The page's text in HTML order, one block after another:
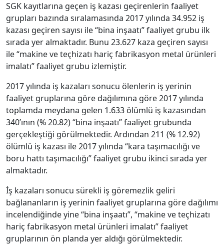
SGK kayıtlarına geçen iş kazası geçirenlerin faaliyet
grupları bazında sıralamasında 2017 yılında 34.952 iş
kazası geçiren sayısı ile “bina inşaatı” faaliyet grubu ilk
sırada yer almaktadır. Bunu 23.627 kaza geçiren sayısı
ile “makine ve teçhizatı hariç fabrikasyon metal ürünleri
imalatı” faaliyet grubu izlemiştir.
2017 yılında iş kazaları sonucu ölenlerin iş yerinin
faaliyet gruplarına göre dağılımına göre 2017 yılında
toplamda meydana gelen 1.633 ölümlü iş kazasından
340’ının (% 20.82) “bina inşaatı” faaliyet grubunda
gerçekleştiği görülmektedir. Ardından 211 (% 12.92)
ölümlü iş kazası ile 2017 yılında “kara taşımacılığı ve
boru hattı taşımacılığı” faaliyet grubu ikinci sırada yer
almaktadır.
İş kazaları sonucu sürekli iş göremezlik geliri
bağlananların iş yerinin faaliyet gruplarına göre dağılımı
incelendiğinde yine “bina inşaatı”, “makine ve teçhizatı
hariç fabrikasyon metal ürünleri imalatı” faaliyet
gruplarının ön planda yer aldığı görülmektedir.